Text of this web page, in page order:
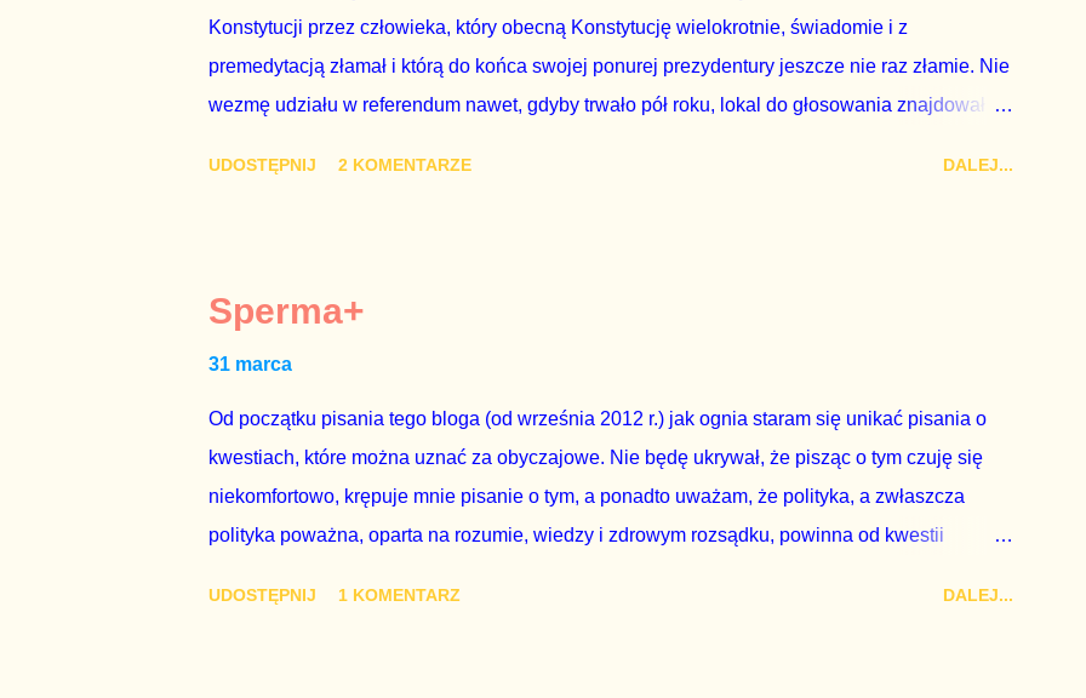
Konstytucji przez człowieka, który obecną Konstytucję wielokrotnie, świadomie i z
premedytacją złamał i którą do końca swojej ponurej prezydentury jeszcze nie raz złamie. Nie
wezmę udziału w referendum nawet, gdyby trwało pół roku, lokal do głosowania znajdował
tego referendum nie chce – ani partia rządząca, ani partie opozycyjne. Jeśli w siedzibie PiS
zapadnie decyzja, aby głosować zgodnie z wolą Dudy, obowiązkiem każdego przyzwoitego
człowieka i szanującego podstawowe reguły demokraty jest takie referendum zbojkotować. W
procedurze zmiany Konstytu...
UDOSTĘPNIJ 2 KOMENTARZE DALEJ...
Sperma+
31 marca
Od początku pisania tego bloga (od września 2012 r.) jak ognia staram się unikać pisania o
kwestiach, które można uznać za obyczajowe. Nie będę ukrywał, że pisząc o tym czuję się
niekomfortowo, krępuje mnie pisanie o tym, a ponadto uważam, że polityka, a zwłaszcza
polityka poważna, oparta na rozumie, wiedzy i zdrowym rozsądku, powinna od kwestii
UDOSTĘPNIJ 1 KOMENTARZ DALEJ...